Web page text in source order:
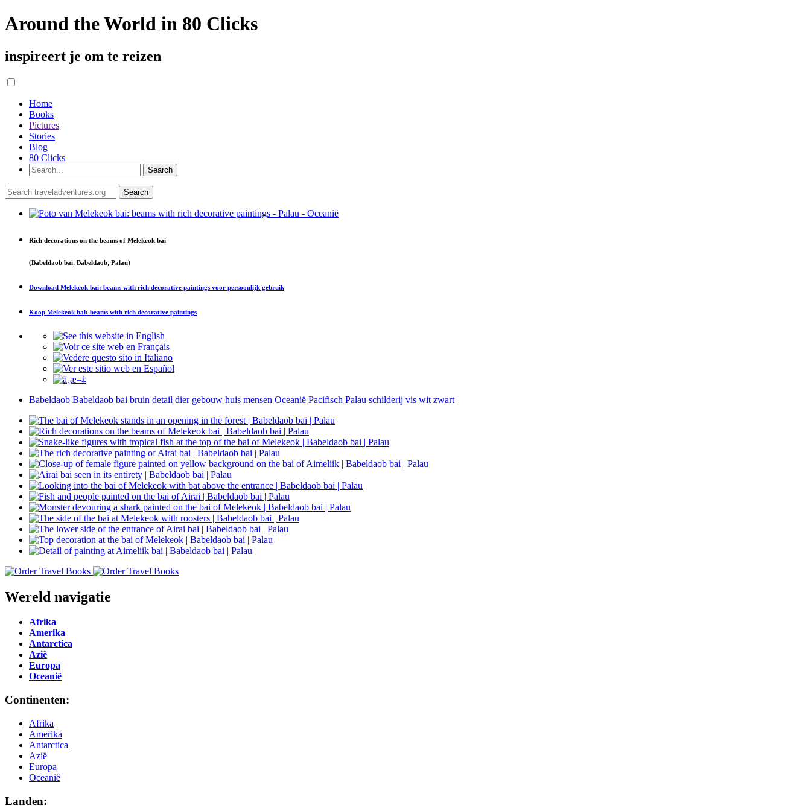
Around the World in 80 Clicks
inspireert je om te reizen
Home
Books
Pictures
Stories
Blog
80 Clicks
Rich decorations on the beams of Melekeok bai
(Babeldaob bai, Babeldaob, Palau)
Download Melekeok bai: beams with rich decorative paintings voor persoonlijk gebruik
Koop Melekeok bai: beams with rich decorative paintings
Babeldaob Babeldaob bai bruin detail dier gebouw huis mensen Oceanië Pacifisch Palau schilderij vis wit zwart
Wereld navigatie
Afrika
Amerika
Antarctica
Azië
Europa
Oceanië
Continenten:
Afrika
Amerika
Antarctica
Azië
Europa
Oceanië
Landen: